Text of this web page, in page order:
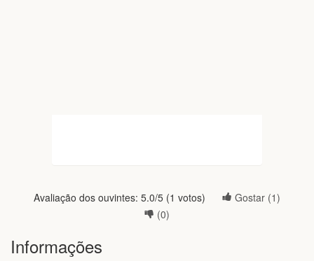
Avaliação dos ouvintes: 5.0/5 (1 votos) Gostar (1)
(0)
Informações